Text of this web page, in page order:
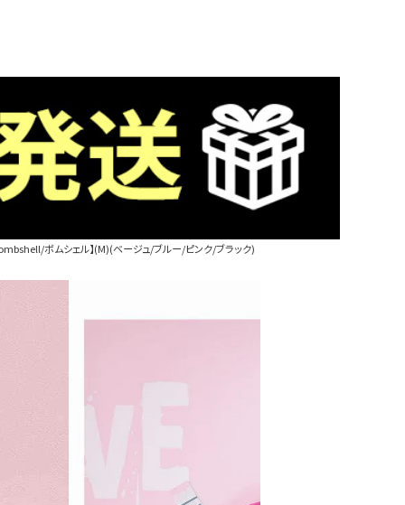
ボムシェル】(M)(ベージュ/ブルー/ピンク/ブラック)